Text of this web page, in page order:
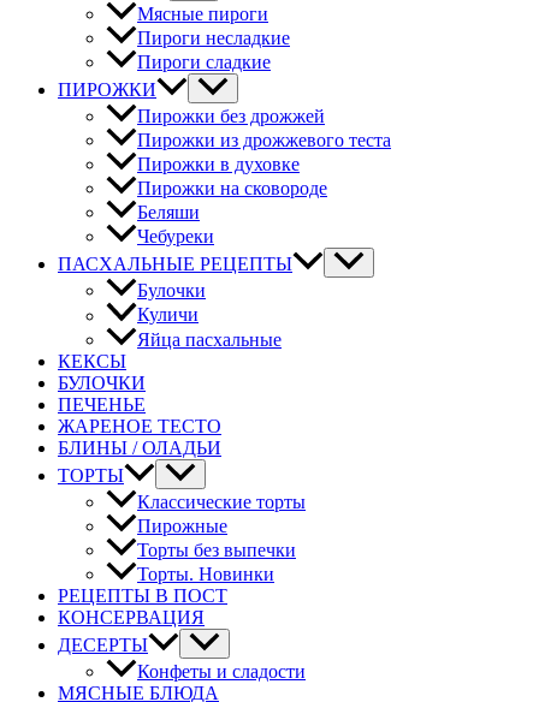
Мясные пироги
Пироги несладкие
Пироги сладкие
ПИРОЖКИ
Пирожки без дрожжей
Пирожки из дрожжевого теста
Пирожки в духовке
Пирожки на сковороде
Беляши
Чебуреки
ПАСХАЛЬНЫЕ РЕЦЕПТЫ
Булочки
Куличи
Яйца пасхальные
КЕКСЫ
БУЛОЧКИ
ПЕЧЕНЬЕ
ЖАРЕНОЕ ТЕСТО
БЛИНЫ / ОЛАДЬИ
ТОРТЫ
Классические торты
Пирожные
Торты без выпечки
Торты. Новинки
РЕЦЕПТЫ В ПОСТ
КОНСЕРВАЦИЯ
ДЕСЕРТЫ
Конфеты и сладости
МЯСНЫЕ БЛЮДА